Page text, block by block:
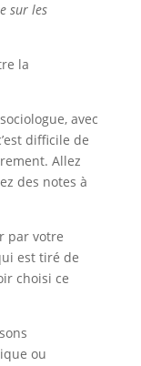
sur les
la
avec
difficile de
Allez
des notes à
par votre
est tiré de
choisi ce
ou